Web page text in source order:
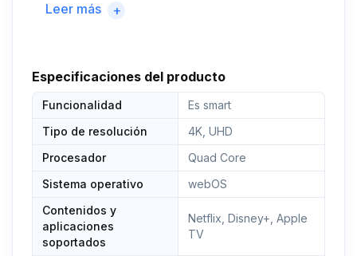
Leer más +
Especificaciones del producto
Funcionalidad
Es smart
Tipo de resolución
4K, UHD
Procesador
Quad Core
Sistema operativo
webOS
Contenidos y
aplicaciones
soportados
Netflix, Disney+, Apple
TV